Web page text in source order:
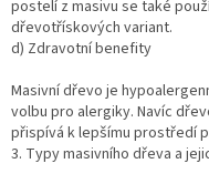
postelí z masivu se také
dřevotřískových variant.
d) Zdravotní benefity
Masivní dřevo je
volbu pro alergiky. Navíc
přispívá k lepšímu prostředí
3. Typy masivního dřeva a